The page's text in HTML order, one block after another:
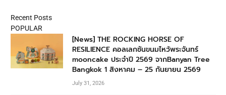
Recent Posts
POPULAR
[News] THE ROCKING HORSE OF
RESILIENCE คอลเลกชันขนมไหว้พระจันทร์
mooncake ประจำปี 2569 จากBanyan Tree
Bangkok 1 สิงหาคม – 25 กันยายน 2569
July 31, 2026